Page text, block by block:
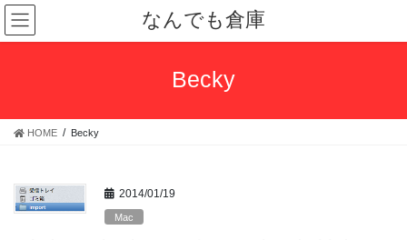
コ
ン
テ
ス
ナ
ビ
ゲ
ン
なんでも倉庫
Becky
HOME Becky
2014/01/19
Mac